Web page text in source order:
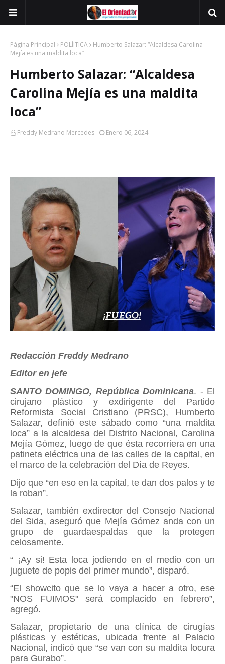
Página Principal POLÍITICA
Humberto Salazar: “Alcaldesa Carolina
Mejía es una maldita loca”
Humberto Salazar: “Alcaldesa
Carolina Mejía es una maldita
loca”
Freddy Medrano Mercedes Enero 06, 2024
Redacción Freddy Medrano
Editor en jefe
SANTO DOMINGO, República Dominicana. - El
cirujano plástico y exdirigente del Partido
Reformista Social Cristiano (PRSC), Humberto
Salazar, definió este sábado como “una maldita
loca” a la alcaldesa del Distrito Nacional, Carolina
Mejía Gómez, luego de que ésta recorriera en una
patineta eléctrica una de las calles de la capital, en
el marco de la celebración del Día de Reyes.
Dijo que “en eso en la capital, te dan dos palos y te
la roban”.
Salazar, también exdirector del Consejo Nacional
del Sida, aseguró que Mejía Gómez anda con un
grupo de guardaespaldas que la protegen
celosamente.
“ ¡Ay si! Esta loca jodiendo en el medio con un
juguete de popis del primer mundo”, disparó.
“El showcito que se lo vaya a hacer a otro, ese
"NOS FUIMOS" será complacido en febrero”,
agregó.
Salazar, propietario de una clínica de cirugías
plásticas y estéticas, ubicada frente al Palacio
Nacional, indicó que “se van con su maldita locura
para Gurabo”.